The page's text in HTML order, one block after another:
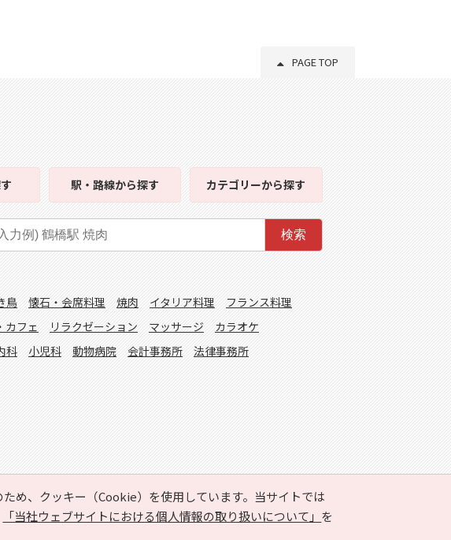
PAGE TOP
め、クッキー（Cookie）を使用しています。当サイトでは
「当社ウェブサイトにおける個人情報の取り扱いについて」 を
駅・路線から探す カテゴリーから探す
検索
鳥 懐石・会席料理 焼肉 イタリア料理
フランス料理
カフェ リラクゼーション マッサージ
カラオケ
科 小児科 動物病院 会計事務所 法律事務所